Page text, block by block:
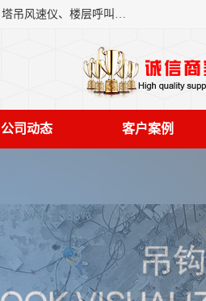
上海融瑞环保科技有限公司是吊钩可视化、塔吊黑匣子、扬尘监测系统、塔吊监控系统、扬尘环境监测、塔吊风速仪、楼层呼叫器、主令控制器、人脸识别、风速仪等一系列环保设备的研发生产销售为一体的专业化公司。
公司动态 客户案例